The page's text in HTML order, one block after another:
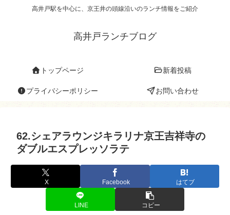
高井戸駅を中心に、京王井の頭線沿いのランチ情報をご紹介
高井戸ランチブログ
トップページ 新着投稿
プライバシーポリシー お問い合わせ
62.シェアラウンジキラリナ京王吉祥寺の
ダブルエスプレッソラテ
X Facebook はてブ
LINE コピー